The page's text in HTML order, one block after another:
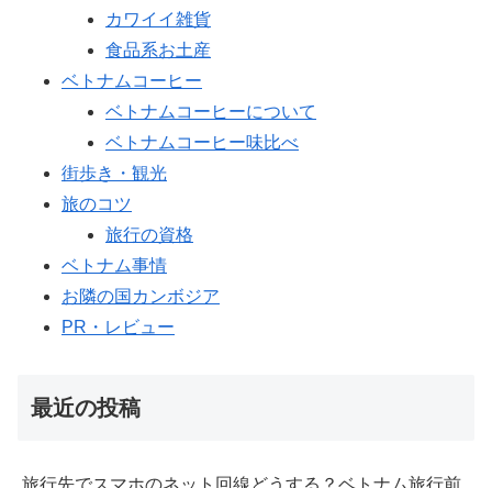
カワイイ雑貨
食品系お土産
ベトナムコーヒー
ベトナムコーヒーについて
ベトナムコーヒー味比べ
街歩き・観光
旅のコツ
旅行の資格
ベトナム事情
お隣の国カンボジア
PR・レビュー
最近の投稿